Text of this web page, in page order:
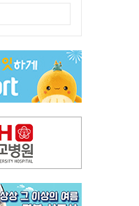
며 경로당 13곳 턴 30대 구속
지정 보물로 지정'
간병인…2심도 집행유예
급 최대 3만t 늘려달라"